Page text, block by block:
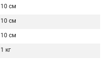
10 см
10 см
10 см
1 кг